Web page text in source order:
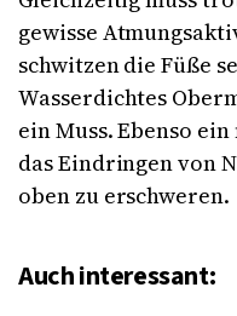
gewisse
schwitzen die Füße
Wasserdichtes
ein Muss. Ebenso
das Eindringen von
oben zu erschweren.
Auch interessant: